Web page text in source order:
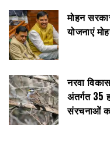
मोहन
योजनाएं
नरवा
अंतर्गत 35
संरचनाओं का